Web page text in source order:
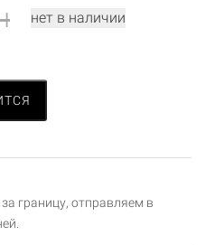
нет в наличии
границу, отправляем в